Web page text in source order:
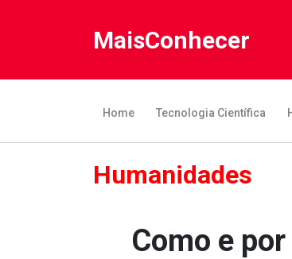
MaisConhecer
Home Tecnologia Científica
Humanidades
Como e